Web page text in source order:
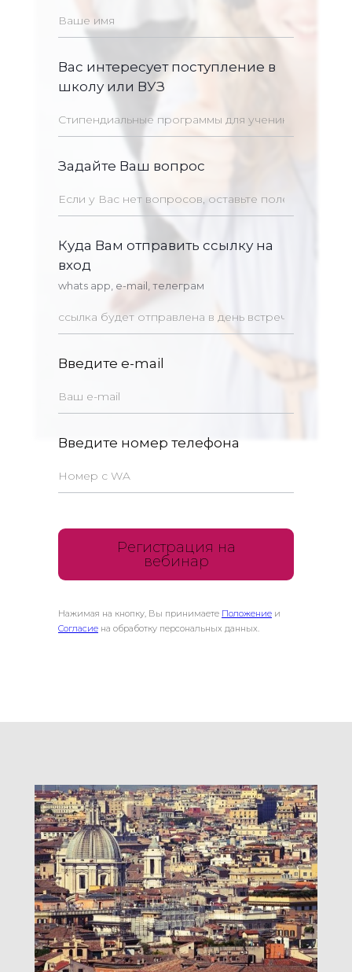
Вас интересует поступление в
школу или ВУЗ
Задайте Ваш вопрос
Куда Вам отправить ссылку на
вход
whats app, e-mail, телеграм
Введите e-mail
Введите номер телефона
Регистрация на
вебинар
Нажимая на кнопку, Вы принимаете Положение и
Согласие на обработку персональных данных.